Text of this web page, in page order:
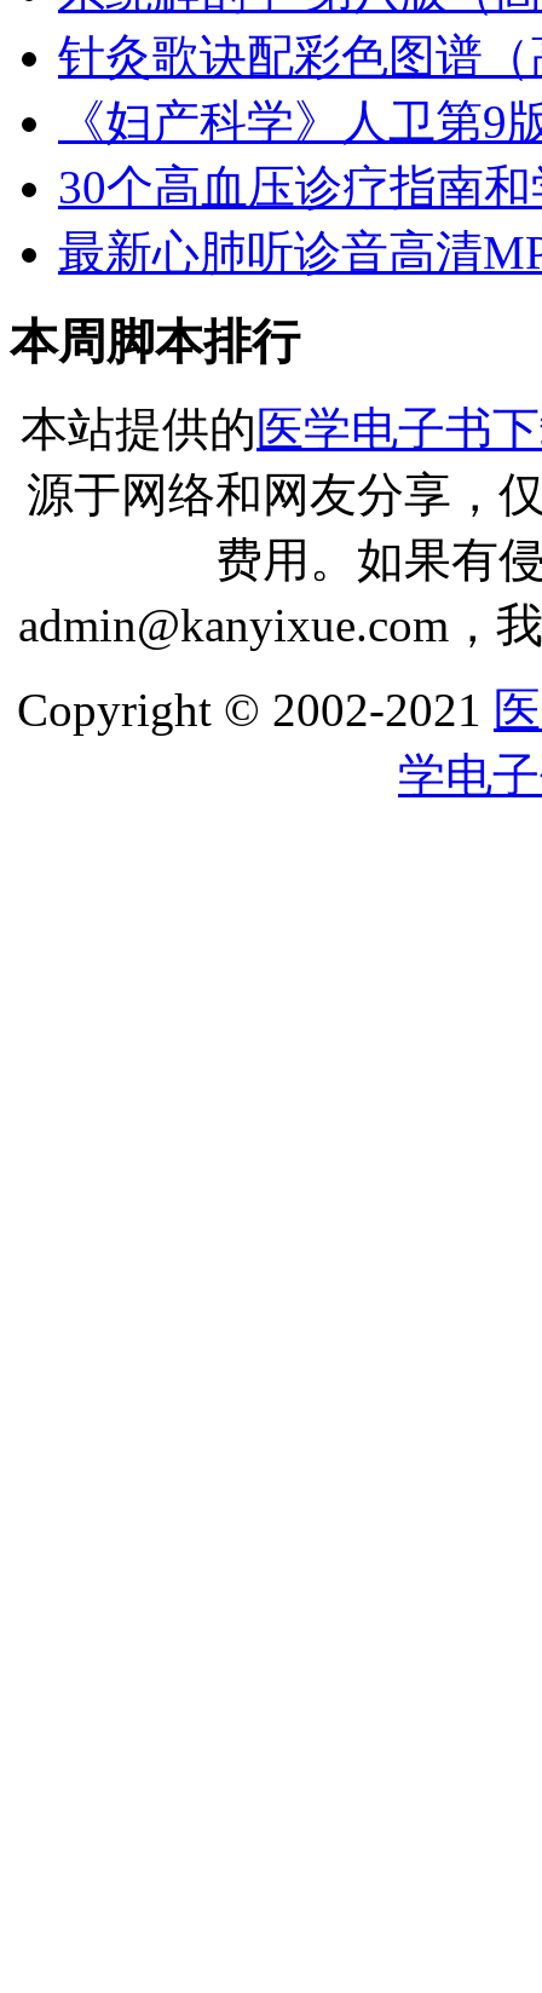
针灸歌诀配彩色图谱
《妇产科学》人卫第9
30个高血压诊疗指南
最新心肺听诊音高清
本周脚本排行
本站提供的医学电子书
源于网络和网友分享，
费用。如果有
admin@kanyixue.com，
Copyright © 2002-2021
学电